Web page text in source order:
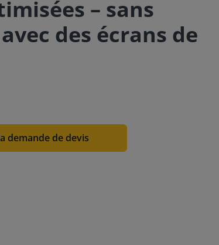
– sans
des écrans de
demande de devis